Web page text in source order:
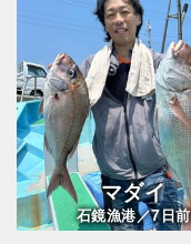
マダイ
石鏡漁港／7日前